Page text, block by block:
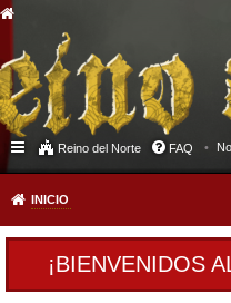
Reino del Norte FAQ
INICIO
¡BIENVENIDOS